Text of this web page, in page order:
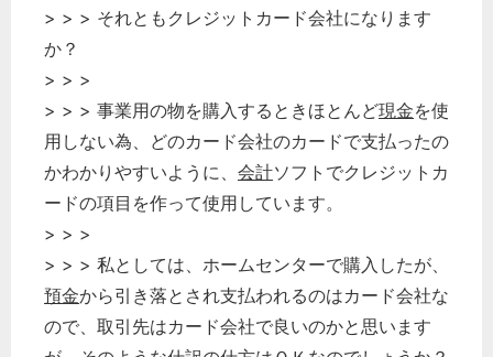
> > > それともクレジットカード会社になります
か？
> > >
> > > 事業用の物を購入するときほとんど現金を使
用しない為、どのカード会社のカードで支払ったの
かわかりやすいように、 会計ソフトでクレジットカ
ードの項目を作って使用しています。
> > >
> > > 私としては、ホームセンターで購入したが、
預金から引き落とされ支払われるのはカード会社な
ので、取引先はカード会社で良いのかと思います